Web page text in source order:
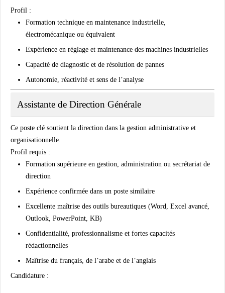
Profil :
Formation technique en maintenance industrielle,
électromécanique ou équivalent
Expérience en réglage et maintenance des machines industrielles
Capacité de diagnostic et de résolution de pannes
Autonomie, réactivité et sens de l’analyse
Assistante de Direction Générale
Ce poste clé soutient la direction dans la gestion administrative et
organisationnelle.
Profil requis :
Formation supérieure en gestion, administration ou secrétariat de
direction
Expérience confirmée dans un poste similaire
Excellente maîtrise des outils bureautiques (Word, Excel avancé,
Outlook, PowerPoint, KB)
Confidentialité, professionnalisme et fortes capacités
rédactionnelles
Maîtrise du français, de l’arabe et de l’anglais
Candidature :